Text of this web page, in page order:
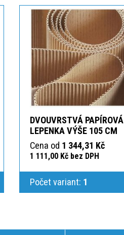
DVOUVRSTVÁ PAPÍROVÁ
LEPENKA VÝŠE 105 CM
Cena od 1 344,31 Kč
1 111,00 Kč bez DPH
Počet variant: 1